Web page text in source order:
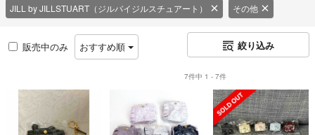
JILL by JILLSTUART（ジルバイジルスチュアート） その他
販売中のみ おすすめ順 絞り込み
7件中 1 - 7件